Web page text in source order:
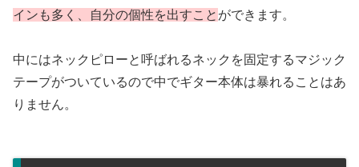
インも多く、自分の個性を出すこと ができます。
中にはネックピローと呼ばれるネックを固定するマジック
テープがついているので中でギター本体は暴れることはあ
りません。